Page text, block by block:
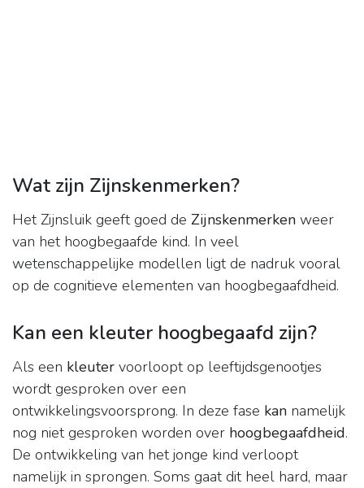
Wat zijn Zijnskenmerken?
Het Zijnsluik geeft goed de Zijnskenmerken weer
van het hoogbegaafde kind. In veel
wetenschappelijke modellen ligt de nadruk vooral
op de cognitieve elementen van hoogbegaafdheid.
Kan een kleuter hoogbegaafd zijn?
Als een kleuter voorloopt op leeftijdsgenootjes
wordt gesproken over een
ontwikkelingsvoorsprong. In deze fase kan namelijk
nog niet gesproken worden over hoogbegaafdheid.
De ontwikkeling van het jonge kind verloopt
namelijk in sprongen. Soms gaat dit heel hard, maar